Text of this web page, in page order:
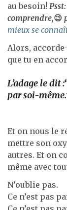
au besoin!
comprendre,😉
mieux se
Alors,
que tu en
L’adage le dit
par soi-
Et on nous le
mettre son
autres. Et on
même avec
N’oublie pas.
Ce n’est pas